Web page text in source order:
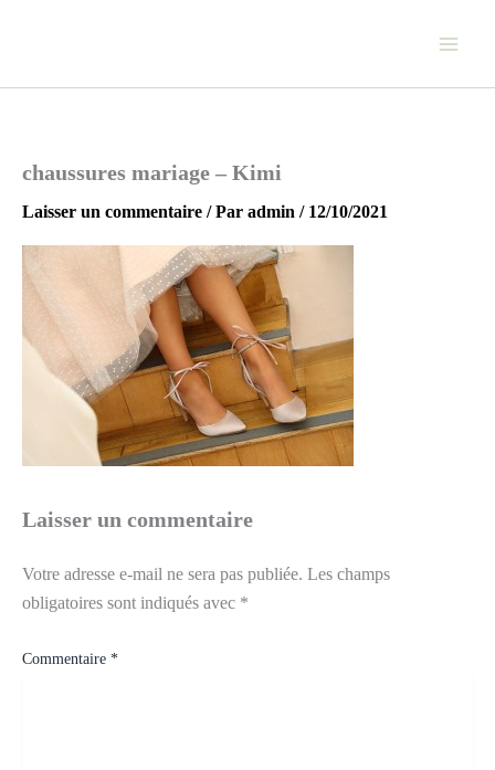
chaussures mariage – Kimi
Laisser un commentaire / Par admin / 12/10/2021
Laisser un commentaire
Votre adresse e-mail ne sera pas publiée. Les champs
obligatoires sont indiqués avec *
Commentaire *